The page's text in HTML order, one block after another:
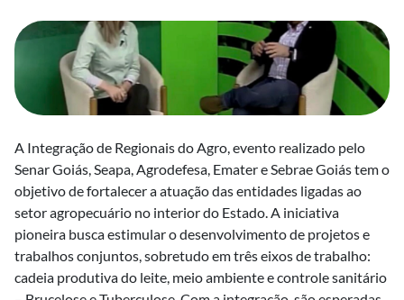
A Integração de Regionais do Agro, evento realizado pelo
Senar Goiás, Seapa, Agrodefesa, Emater e Sebrae Goiás tem o
objetivo de fortalecer a atuação das entidades ligadas ao
setor agropecuário no interior do Estado. A iniciativa
pioneira busca estimular o desenvolvimento de projetos e
trabalhos conjuntos, sobretudo em três eixos de trabalho:
cadeia produtiva do leite, meio ambiente e controle sanitário